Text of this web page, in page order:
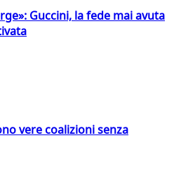
Guccini, la fede mai avuta
vere coalizioni senza